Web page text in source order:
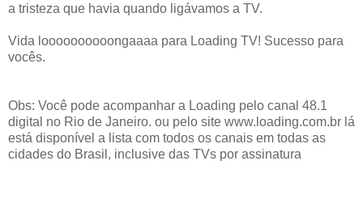
a tristeza que havia quando ligávamos a TV.
Vida loooooooooongaaaa para Loading TV! Sucesso para
vocês.
Obs: Você pode acompanhar a Loading pelo canal 48.1
digital no Rio de Janeiro. ou pelo site www.loading.com.br lá
está disponível a lista com todos os canais em todas as
cidades do Brasil, inclusive das TVs por assinatura